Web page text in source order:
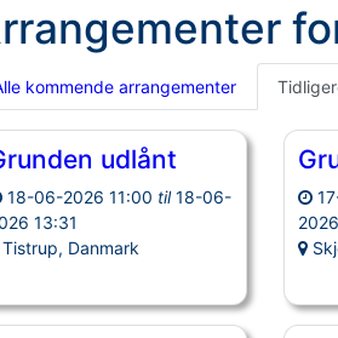
kommende arrangementer
udlånt
18-06-2026 11:00 til 18-06-
13:31
Tistrup, Danmark